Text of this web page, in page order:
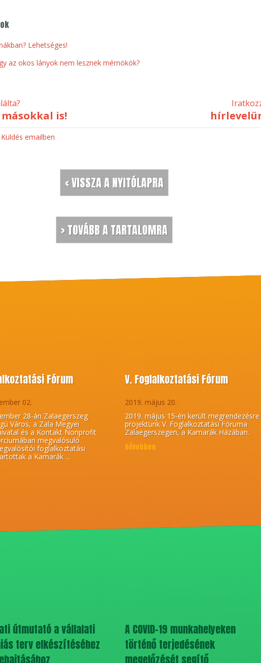
Lehetséges!
az okos lányok nem lesznek mérnökök?
másokkal is!
Küldés emailben
< VISSZA A NYITÓLAPRA
> TOVÁBB A TARTALOMRA
Fórum
02.
28-án Zalaegerszeg
Város, a Zala Megyei
és a Kontakt Nonprofit
megvalósuló
foglalkoztatási
a Kamarák ...
V. Foglalkoztatási Fórum
2019. május 20.
2019. május 15-én került megrendezésre
projektünk V. Foglalkoztatási Fóruma
Zalaegerszegen, a Kamarák Házában.
bővebben
útmutató a vállalati
terv elkészítéséhez
A COVID-19 munkahelyeken
történő terjedésének
megelőzését segítő